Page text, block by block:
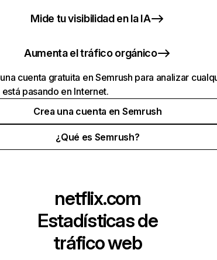
Mide tu visibilidad en la IA
Aumenta el tráfico orgánico
cuenta gratuita en Semrush para analizar
pasando en Internet.
Crea una cuenta en Semrush
¿Qué es Semrush?
netflix.com
Estadísticas de
tráfico web